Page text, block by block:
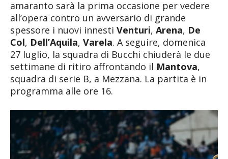
amaranto sarà la prima occasione per vedere
all’opera contro un avversario di grande
spessore i nuovi innesti Venturi, Arena, De
Col, Dell’Aquila, Varela. A seguire, domenica
27 luglio, la squadra di Bucchi chiuderà le due
settimane di ritiro affrontando il Mantova,
squadra di serie B, a Mezzana. La partita è in
programma alle ore 16.